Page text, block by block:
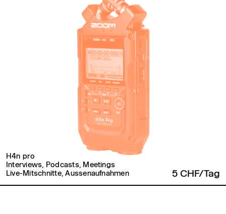
H4n pro
Interviews, Podcasts, Meetings
Live-Mitschnitte, Aussenaufnahmen
5 CHF/Tag
Zurück zum Seitenanfang